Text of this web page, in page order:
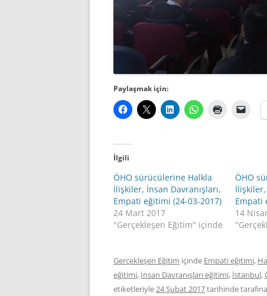
Paylaşmak için:
İlgili
ÖHO sürücülerine Halkla
İlişkiler, İnsan Davranışları,
Empati eğitimi (24-03-2017)
24 Mart 2017
"Gerçekleşen Eğitim" içinde
ÖHO
İlişkiler,
Empati
14
Gerçekleşen Eğitim içinde Empati eğitimi,
eğitimi, İnsan Davranışları eğitimi, İstanbul,
etiketleriyle24 Şubat 2017tarihinde